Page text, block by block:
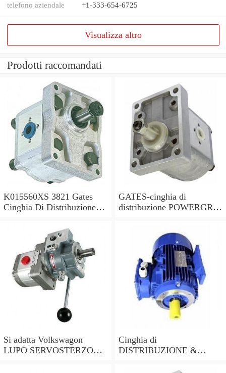
telefono aziendale +1-333-654-6725
Visualizza altro
Prodotti raccomandati
K015560XS 3821 Gates
Cinghia Di Distribuzione
GATES-cinghia di
distribuzione POWERGRIP
Si adatta Volkswagon
LUPO SERVOSTERZO
Cinghia di
DISTRIBUZIONE &